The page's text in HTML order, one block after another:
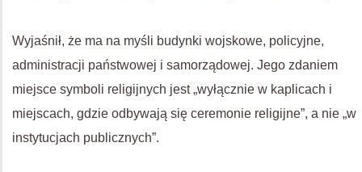
Wyjaśnił, że ma na myśli budynki wojskowe, policyjne,
administracji państwowej i samorządowej. Jego zdaniem
miejsce symboli religijnych jest „wyłącznie w kaplicach i
miejscach, gdzie odbywają się ceremonie religijne”, a nie „w
instytucjach publicznych”.